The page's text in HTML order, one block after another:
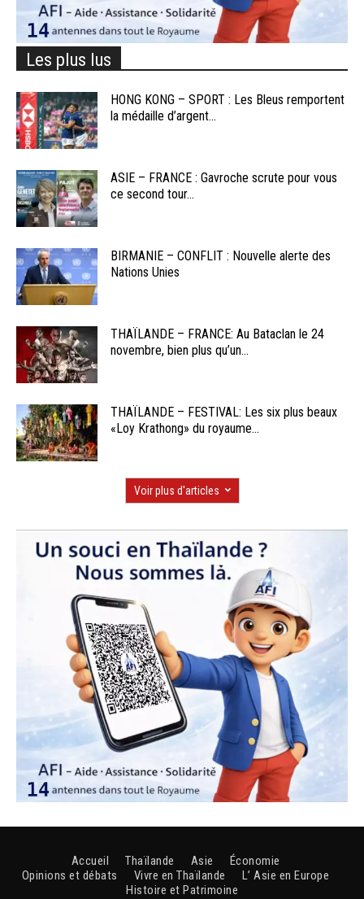
Les plus lus
HONG KONG – SPORT : Les Bleus remportent
la médaille d’argent...
ASIE – FRANCE : Gavroche scrute pour vous
ce second tour...
BIRMANIE – CONFLIT : Nouvelle alerte des
Nations Unies
THAÏLANDE – FRANCE: Au Bataclan le 24
novembre, bien plus qu’un...
THAÏLANDE – FESTIVAL: Les six plus beaux
«Loy Krathong» du royaume...
Voir plus d'articles
Accueil Thaïlande Asie
Économie
Opinions et débats
Vivre en Thaïlande
L’ Asie en Europe
Histoire et Patrimoine